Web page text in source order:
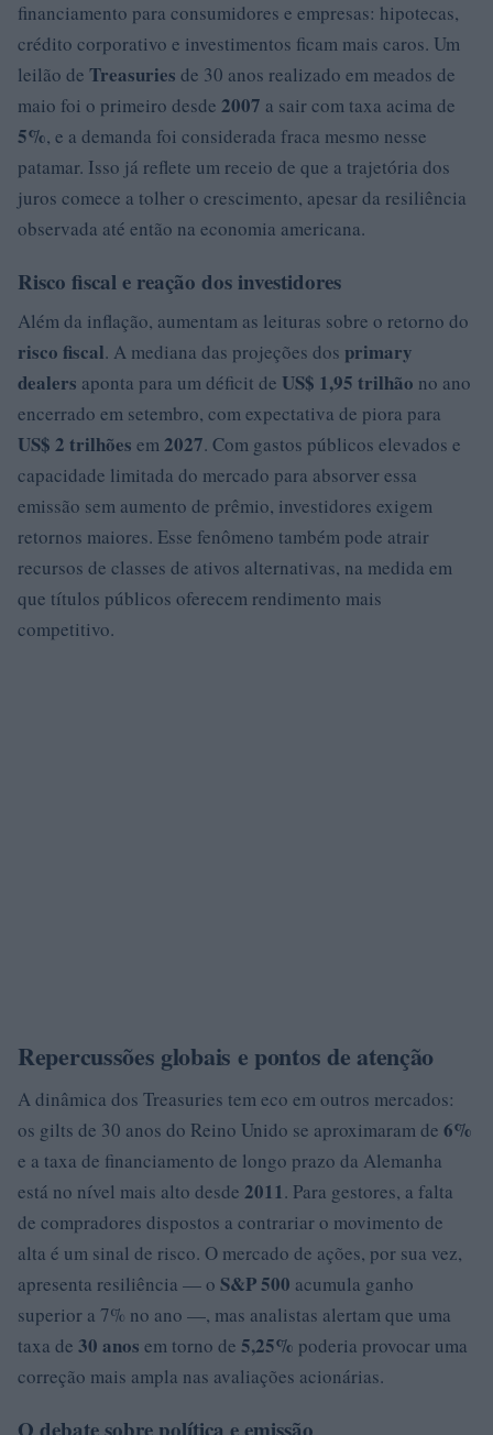
financiamento para consumidores e empresas: hipotecas,
crédito corporativo e investimentos ficam mais caros. Um
leilão de Treasuries de 30 anos realizado em meados de
maio foi o primeiro desde 2007 a sair com taxa acima de
5%, e a demanda foi considerada fraca mesmo nesse
patamar. Isso já reflete um receio de que a trajetória dos
juros comece a tolher o crescimento, apesar da resiliência
observada até então na economia americana.
Risco fiscal e reação dos investidores
Além da inflação, aumentam as leituras sobre o retorno do
risco fiscal. A mediana das projeções dos primary
dealers aponta para um déficit de US$ 1,95 trilhão no ano
encerrado em setembro, com expectativa de piora para
US$ 2 trilhões em2027. Com gastos públicos elevados e
capacidade limitada do mercado para absorver essa
emissão sem aumento de prêmio, investidores exigem
retornos maiores. Esse fenômeno também pode atrair
recursos de classes de ativos alternativas, na medida em
que títulos públicos oferecem rendimento mais
competitivo.
Repercussões globais e pontos de atenção
A dinâmica dos Treasuries tem eco em outros mercados:
os gilts de 30 anos do Reino Unido se aproximaram de 6%
e a taxa de financiamento de longo prazo da Alemanha
está no nível mais alto desde 2011. Para gestores, a falta
de compradores dispostos a contrariar o movimento de
alta é um sinal de risco. O mercado de ações, por sua vez,
apresenta resiliência — o S&P 500 acumula ganho
superior a 7% no ano —, mas analistas alertam que uma
taxa de 30 anos em torno de 5,25% poderia provocar uma
correção mais ampla nas avaliações acionárias.
O debate sobre política e emissão